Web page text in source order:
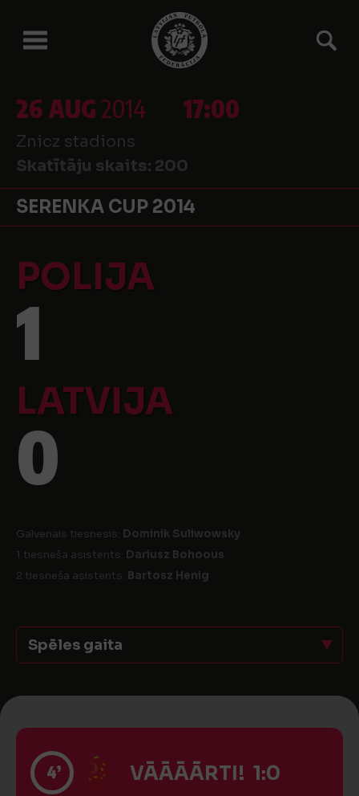
26 AUG2014 17:00
Znicz stadions
Skatītāju skaits: 200
SERENKA CUP 2014
POLIJA
1
LATVIJA
0
Galvenais tiesnesis: Dominik Suliwowsky
1 tiesneša asistents: Dariusz Bohoous
2 tiesneša asistents: Bartosz Henig
Spēles gaita
4’ VĀĀĀĀRTI! 1:0